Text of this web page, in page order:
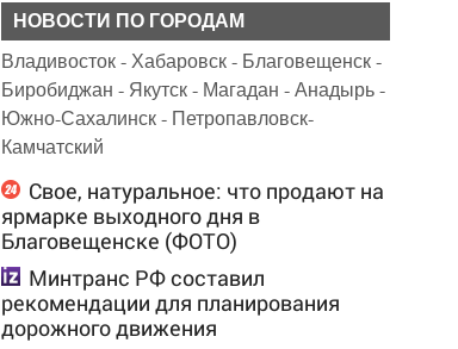
НОВОСТИ ПО ГОРОДАМ
Владивосток-Хабаровск- Благовещенск-
Биробиджан - Якутск- Магадан -Анадырь-
Южно-Сахалинск- Петропавловск-
Камчатский
Свое, натуральное: что продают на
ярмарке выходного дня в
Благовещенске (ФОТО)
Минтранс РФ составил
рекомендации для планирования
дорожного движения